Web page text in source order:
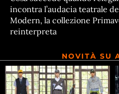
incontra l’audacia teatrale
Modern, la collezione
reinterpreta
NOVITÀ SU